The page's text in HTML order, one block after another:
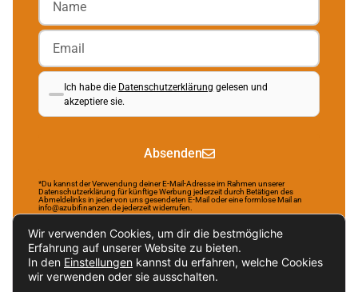
Ich habe die Datenschutzerklärung gelesen und
akzeptiere sie.
Absenden
*Du kannst der Verwendung deiner E-Mail-Adresse im Rahmen unserer
Datenschutzerklärung für künftige Werbung jederzeit durch Betätigen des
Abmeldelinks in jeder von uns gesendeten E-Mail oder eine formlose Mail an
info@azubifinanzen.de jederzeit widerrufen.
Brought to life by NR Webservices.
Wir verwenden Cookies, um dir die bestmögliche
Erfahrung auf unserer Website zu bieten.
In den Einstellungen kannst du erfahren, welche Cookies
wir verwenden oder sie ausschalten.